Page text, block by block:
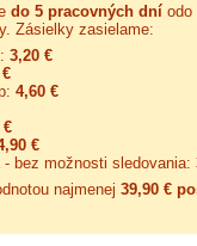
do 5 pracovných dní odo
Zásielky zasielame:
3,20 €
4,60 €
€
€
bez možnosti sledovania:
najmenej 39,90 €